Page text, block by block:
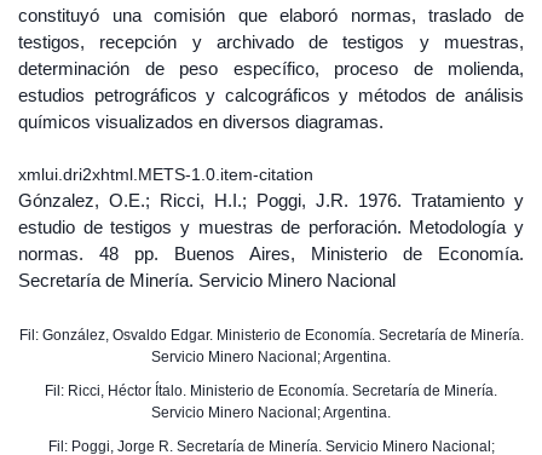
constituyó una comisión que elaboró normas, traslado de
testigos, recepción y archivado de testigos y muestras,
determinación de peso específico, proceso de molienda,
estudios petrográficos y calcográficos y métodos de análisis
químicos visualizados en diversos diagramas.
xmlui.dri2xhtml.METS-1.0.item-citation
Gónzalez, O.E.; Ricci, H.I.; Poggi, J.R. 1976. Tratamiento y
estudio de testigos y muestras de perforación. Metodología y
normas. 48 pp. Buenos Aires, Ministerio de Economía.
Secretaría de Minería. Servicio Minero Nacional
Fil: González, Osvaldo Edgar. Ministerio de Economía. Secretaría de Minería.
Servicio Minero Nacional; Argentina.
Fil: Ricci, Héctor Ítalo. Ministerio de Economía. Secretaría de Minería.
Servicio Minero Nacional; Argentina.
Fil: Poggi, Jorge R. Secretaría de Minería. Servicio Minero Nacional;